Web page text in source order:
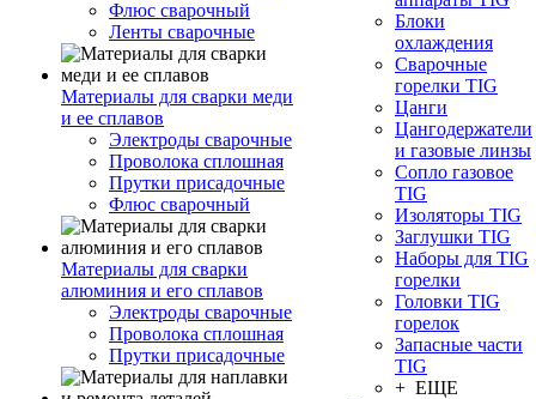
Флюс сварочный
Ленты сварочные
Материалы для сварки меди
и ее сплавов
Электроды сварочные
Проволока сплошная
Прутки присадочные
Флюс сварочный
Материалы для сварки
алюминия и его сплавов
Электроды сварочные
Проволока сплошная
Прутки присадочные
Блоки
охлаждения
Сварочные
горелки TIG
Цанги
Цангодержатели
и газовые линзы
Сопло газовое
TIG
Изоляторы TIG
Заглушки TIG
Наборы для TIG
горелки
Головки TIG
горелок
Запасные части
TIG
+ ЕЩЕ